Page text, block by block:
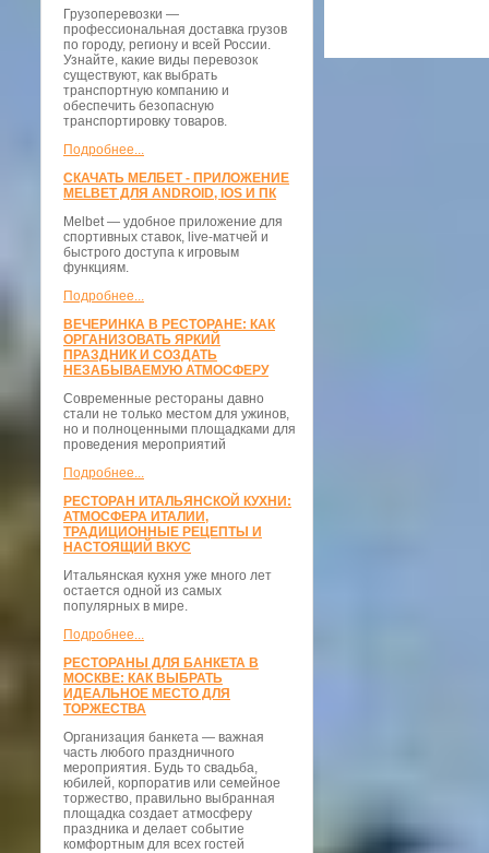
Грузоперевозки —
профессиональная доставка грузов
по городу, региону и всей России.
Узнайте, какие виды перевозок
существуют, как выбрать
транспортную компанию и
обеспечить безопасную
транспортировку товаров.
Подробнее...
СКАЧАТЬ МЕЛБЕТ - ПРИЛОЖЕНИЕ
MELBET ДЛЯ ANDROID, IOS И ПК
Melbet — удобное приложение для
спортивных ставок, live-матчей и
быстрого доступа к игровым
функциям.
Подробнее...
ВЕЧЕРИНКА В РЕСТОРАНЕ: КАК
ОРГАНИЗОВАТЬ ЯРКИЙ
ПРАЗДНИК И СОЗДАТЬ
НЕЗАБЫВАЕМУЮ АТМОСФЕРУ
Современные рестораны давно
стали не только местом для ужинов,
но и полноценными площадками для
проведения мероприятий
Подробнее...
РЕСТОРАН ИТАЛЬЯНСКОЙ КУХНИ:
АТМОСФЕРА ИТАЛИИ,
ТРАДИЦИОННЫЕ РЕЦЕПТЫ И
НАСТОЯЩИЙ ВКУС
Итальянская кухня уже много лет
остается одной из самых
популярных в мире.
Подробнее...
РЕСТОРАНЫ ДЛЯ БАНКЕТА В
МОСКВЕ: КАК ВЫБРАТЬ
ИДЕАЛЬНОЕ МЕСТО ДЛЯ
ТОРЖЕСТВА
Организация банкета — важная
часть любого праздничного
мероприятия. Будь то свадьба,
юбилей, корпоратив или семейное
торжество, правильно выбранная
площадка создает атмосферу
праздника и делает событие
комфортным для всех гостей